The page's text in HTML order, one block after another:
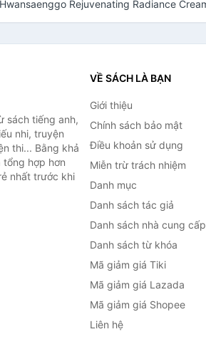
Rejuvenating Radiance
sách tiếng anh,
nhi, truyện
thi... Bằng khả
hợp hơn
nhất trước khi
VỀ SÁCH LÀ BẠN
Giới thiệu
Chính sách bảo mật
Điều khoản sử dụng
Miễn trừ trách nhiệm
Danh mục
Danh sách tác giả
Danh sách nhà cung cấp
Danh sách từ khóa
Mã giảm giá Tiki
Mã giảm giá Lazada
Mã giảm giá Shopee
Liên hệ